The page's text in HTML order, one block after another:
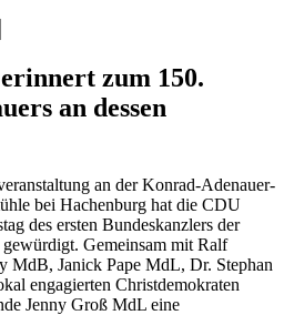
zum 150.
an dessen
an der Konrad-Adenauer-
bei Hachenburg hat die CDU
des ersten Bundeskanzlers der
Gemeinsam mit Ralf
MdB, Janick Pape MdL, Dr. Stephan
engagierten Christdemokraten
Jenny Groß MdL eine